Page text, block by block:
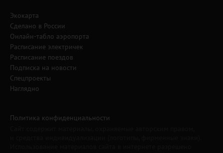
Экокарта
Сделано в России
Онлайн-табло аэропорта
Расписание электричек
Расписание поездов
Подписка на новости
Спецпроекты
Наглядно
Политика конфиденциальности